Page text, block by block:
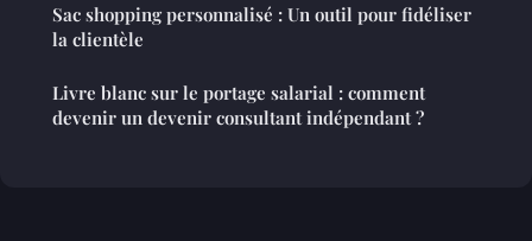
Sac shopping personnalisé : Un outil pour fidéliser
la clientèle
Livre blanc sur le portage salarial : comment
devenir un devenir consultant indépendant ?